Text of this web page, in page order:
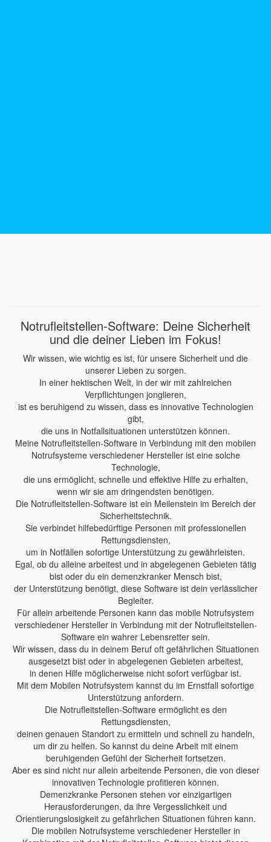
Notrufleitstellen-Software: Deine Sicherheit
und die deiner Lieben im Fokus!
Wir wissen, wie wichtig es ist, für unsere Sicherheit und die
unserer Lieben zu sorgen.
In einer hektischen Welt, in der wir mit zahlreichen
Verpflichtungen jonglieren,
ist es beruhigend zu wissen, dass es innovative Technologien
gibt,
die uns in Notfallsituationen unterstützen können.
Meine Notrufleitstellen-Software in Verbindung mit den mobilen
Notrufsysteme verschiedener Hersteller ist eine solche
Technologie,
die uns ermöglicht, schnelle und effektive Hilfe zu erhalten,
wenn wir sie am dringendsten benötigen.
Die Notrufleitstellen-Software ist ein Meilenstein im Bereich der
Sicherheitstechnik.
Sie verbindet hilfebedürftige Personen mit professionellen
Rettungsdiensten,
um in Notfällen sofortige Unterstützung zu gewährleisten.
Egal, ob du alleine arbeitest und in abgelegenen Gebieten tätig
bist oder du ein demenzkranker Mensch bist,
der Unterstützung benötigt, diese Software ist dein verlässlicher
Begleiter.
Für allein arbeitende Personen kann das mobile Notrufsystem
verschiedener Hersteller in Verbindung mit der Notrufleitstellen-
Software ein wahrer Lebensretter sein.
Wir wissen, dass du in deinem Beruf oft gefährlichen Situationen
ausgesetzt bist oder in abgelegenen Gebieten arbeitest,
in denen Hilfe möglicherweise nicht sofort verfügbar ist.
Mit dem Mobilen Notrufsystem kannst du im Ernstfall sofortige
Unterstützung anfordern.
Die Notrufleitstellen-Software ermöglicht es den
Rettungsdiensten,
deinen genauen Standort zu ermitteln und schnell zu handeln,
um dir zu helfen. So kannst du deine Arbeit mit einem
beruhigenden Gefühl der Sicherheit fortsetzen.
Aber es sind nicht nur allein arbeitende Personen, die von dieser
innovativen Technologie profitieren können.
Demenzkranke Personen stehen vor einzigartigen
Herausforderungen, da ihre Vergesslichkeit und
Orientierungslosigkeit zu gefährlichen Situationen führen kann.
Die mobilen Notrufsysteme verschiedener Hersteller in